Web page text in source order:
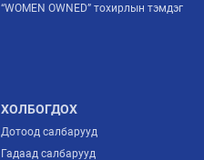
“WOMEN OWNED” тохирлын тэмдэг
ХОЛБОГДОХ
Дотоод салбарууд
Гадаад салбарууд